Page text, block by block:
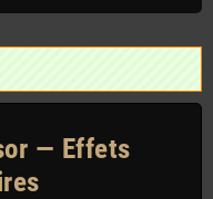
— Effets